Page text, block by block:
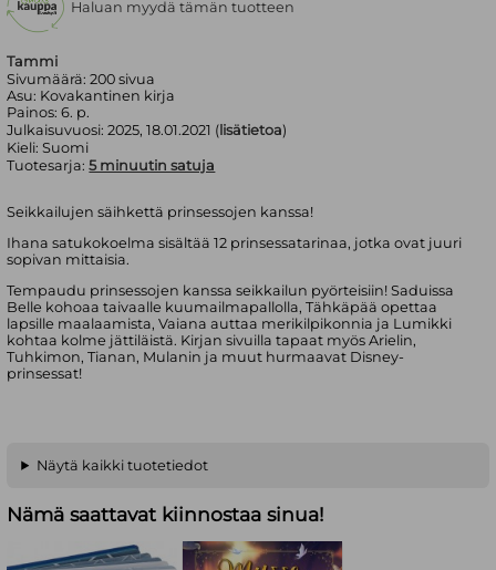
Tammi
Sivumäärä:200 sivua
Asu: Kovakantinen kirja
Painos:6. p.
Julkaisuvuosi:2025, 18.01.2021 ( lisätietoa)
Kieli:Suomi
Tuotesarja: 5 minuutin satuja
Seikkailujen säihkettä prinsessojen kanssa!
Ihana satukokoelma sisältää 12 prinsessatarinaa, jotka ovat juuri
sopivan mittaisia.
Tempaudu prinsessojen kanssa seikkailun pyörteisiin! Saduissa
Belle kohoaa taivaalle kuumailmapallolla, Tähkäpää opettaa
lapsille maalaamista, Vaiana auttaa merikilpikonnia ja Lumikki
kohtaa kolme jättiläistä. Kirjan sivuilla tapaat myös Arielin,
Tuhkimon, Tianan, Mulanin ja muut hurmaavat Disney-
prinsessat!
Haluan myydä tämän tuotteen
Näytä kaikki tuotetiedot
Nämä saattavat kiinnostaa sinua!